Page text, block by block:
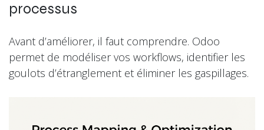
processus
Avant d’améliorer, il faut comprendre. Odoo
permet de modéliser vos workflows, identifier les
goulots d’étranglement et éliminer les gaspillages.